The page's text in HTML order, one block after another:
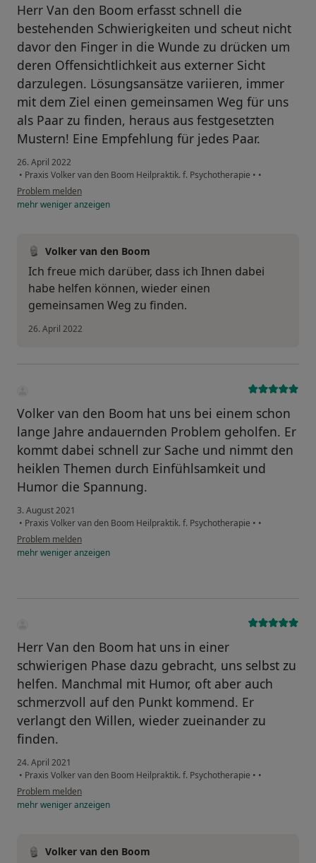
Herr Van den Boom erfasst schnell die
bestehenden Schwierigkeiten und scheut nicht
davor den Finger in die Wunde zu drücken um
deren Offensichtlichkeit aus externer Sicht
darzulegen. Lösungsansätze variieren, immer
mit dem Ziel einen gemeinsamen Weg für uns
als Paar zu finden, heraus aus festgesetzten
Mustern! Eine Empfehlung für jedes Paar.
26. April 2022
• Praxis Volker van den Boom Heilpraktik. f. Psychotherapie • •
Problem melden
mehrwenigeranzeigen
Volker van den Boom
Ich freue mich darüber, dass ich Ihnen dabei
habe helfen können, wieder einen
gemeinsamen Weg zu finden.
26. April 2022
Volker van den Boom hat uns bei einem schon
lange Jahre andauernden Problem geholfen. Er
kommt dabei schnell zur Sache und nimmt den
heiklen Themen durch Einfühlsamkeit und
Humor die Spannung.
3. August 2021
• Praxis Volker van den Boom Heilpraktik. f. Psychotherapie • •
Problem melden
mehrwenigeranzeigen
Herr Van den Boom hat uns in einer
schwierigen Phase dazu gebracht, uns selbst zu
helfen. Manchmal mit Humor, oft aber auch
schmerzvoll auf den Punkt kommend. Er
verlangt den Willen, wieder zueinander zu
finden.
24. April 2021
• Praxis Volker van den Boom Heilpraktik. f. Psychotherapie • •
Problem melden
mehrwenigeranzeigen
Volker van den Boom